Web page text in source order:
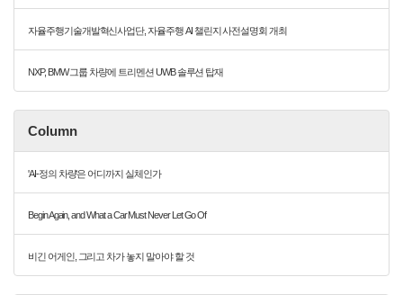
자율주행기술개발혁신사업단, 자율주행 AI 챌린지 사전설명회 개최
NXP, BMW 그룹 차량에 트리멘션 UWB 솔루션 탑재
Column
'AI-정의 차량'은 어디까지 실체인가
Begin Again, and What a Car Must Never Let Go Of
비긴 어게인, 그리고 차가 놓지 말아야 할 것